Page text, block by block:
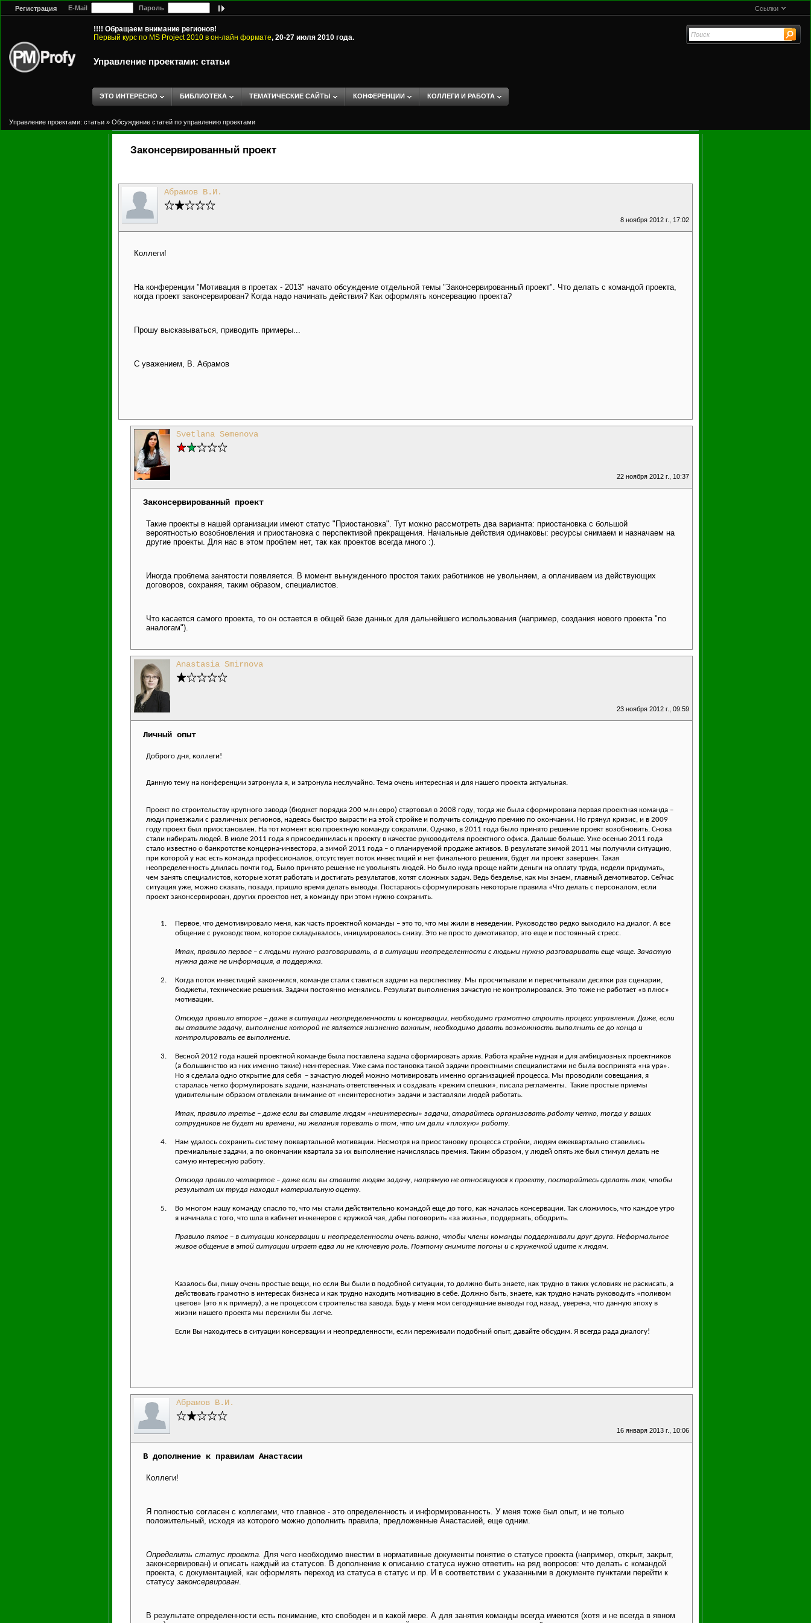
Регистрация E-Mail Пароль Ссылки
!!!! Обращаем внимание регионов!
Первый курс по MS Project 2010 в он-лайн формате, 20-27 июля 2010 года.
Управление проектами: статьи
ЭТО ИНТЕРЕСНО БИБЛИОТЕКА ТЕМАТИЧЕСКИЕ САЙТЫ КОНФЕРЕНЦИИ КОЛЛЕГИ И РАБОТА
Управление проектами: статьи » Обсуждение статей по управлению проектами
Законсервированный проект
Абрамов В.И.
8 ноября 2012 г., 17:02
Коллеги!
На конференции "Мотивация в проетах - 2013" начато обсуждение отдельной темы "Законсервированный проект". Что делать с командой проекта,
когда проект законсервирован? Когда надо начинать действия? Как оформлять консервацию проекта?
Прошу высказываться, приводить примеры...
С уважением, В. Абрамов
Svetlana Semenova
22 ноября 2012 г., 10:37
Законсервированный проект
Такие проекты в нашей организации имеют статус "Приостановка". Тут можно рассмотреть два варианта: приостановка с большой
вероятностью возобновления и приостановка с перспективой прекращения. Начальные действия одинаковы: ресурсы снимаем и назначаем на
другие проекты. Для нас в этом проблем нет, так как проектов всегда много :).
Иногда проблема занятости появляется. В момент вынужденного простоя таких работников не увольняем, а оплачиваем из действующих
договоров, сохраняя, таким образом, специалистов.
Что касается самого проекта, то он остается в общей базе данных для дальнейшего использования (например, создания нового проекта "по
аналогам").
Anastasia Smirnova
23 ноября 2012 г., 09:59
Личный опыт
Доброго дня, коллеги!
Данную тему на конференции затронула я, и затронула неслучайно. Тема очень интересная и для нашего проекта актуальная.
Проект по строительству крупного завода (бюджет порядка 200 млн.евро) стартовал в 2008 году, тогда же была сформирована первая проектная команда –
люди приезжали с различных регионов, надеясь быстро вырасти на этой стройке и получить солидную премию по окончании. Но грянул кризис, и в 2009
году проект был приостановлен. На тот момент всю проектную команду сократили. Однако, в 2011 года было принято решение проект возобновить. Снова
стали набирать людей. В июле 2011 года я присоединилась к проекту в качестве руководителя проектного офиса. Дальше больше. Уже осенью 2011 года
стало известно о банкротстве концерна-инвестора, а зимой 2011 года – о планируемой продаже активов. В результате зимой 2011 мы получили ситуацию,
при которой у нас есть команда профессионалов, отсутствует поток инвестиций и нет финального решения, будет ли проект завершен. Такая
неопределенность длилась почти год. Было принято решение не увольнять людей. Но было куда проще найти деньги на оплату труда, недели придумать,
чем занять специалистов, которые хотят работать и достигать результатов, хотят сложных задач. Ведь безделье, как мы знаем, главный демотиватор. Сейчас
ситуация уже, можно сказать, позади, пришло время делать выводы. Постараюсь сформулировать некоторые правила «Что делать с персоналом, если
проект законсервирован, других проектов нет, а команду при этом нужно сохранить.
1.
Первое, что демотивировало меня, как часть проектной команды – это то, что мы жили в неведении. Руководство редко выходило на диалог. А все
общение с руководством, которое складывалось, инициировалось снизу. Это не просто демотиватор, это еще и постоянный стресс.
Итак, правило первое – с людьми нужно разговаривать, а в ситуации неопределенности с людьми нужно разговаривать еще чаще. Зачастую
нужна даже не информация, а поддержка.
2.
Когда поток инвестиций закончился, команде стали ставиться задачи на перспективу. Мы просчитывали и пересчитывали десятки раз сценарии,
бюджеты, технические решения. Задачи постоянно менялись. Результат выполнения зачастую не контролировался. Это тоже не работает «в плюс»
мотивации.
Отсюда правило второе – даже в ситуации неопределенности и консервации, необходимо грамотно строить процесс управления. Даже, если
вы ставите задачу, выполнение которой не является жизненно важным, необходимо давать возможность выполнить ее до конца и
контролировать ее выполнение.
3.
Весной 2012 года нашей проектной команде была поставлена задача сформировать архив. Работа крайне нудная и для амбициозных проектников
(а большинство из них именно такие) неинтересная. Уже сама постановка такой задачи проектными специалистами не была воспринята «на ура».
Но я сделала одно открытие для себя – зачастую людей можно мотивировать именно организацией процесса. Мы проводили совещания, я
старалась четко формулировать задачи, назначать ответственных и создавать «режим спешки», писала регламенты. Такие простые приемы
удивительным образом отвлекали внимание от «неинтересноти» задачи и заставляли людей работать.
Итак, правило третье – даже если вы ставите людям «неинтересны» задачи, старайтесь организовать работу четко, тогда у ваших
сотрудников не будет ни времени, ни желания горевать о том, что им дали «плохую» работу.
4.
Нам удалось сохранить систему поквартальной мотивации. Несмотря на приостановку процесса стройки, людям ежеквартально ставились
премиальные задачи, а по окончании квартала за их выполнение начислялась премия. Таким образом, у людей опять же был стимул делать не
самую интересную работу.
Отсюда правило четвертое – даже если вы ставите людям задачу, напрямую не относящуюся к проекту, постарайтесь сделать так, чтобы
результат их труда находил материальную оценку.
5.
Во многом нашу команду спасло то, что мы стали действительно командой еще до того, как началась консервации. Так сложилось, что каждое утро
я начинала с того, что шла в кабинет инженеров с кружкой чая, дабы поговорить «за жизнь», поддержать, ободрить.
Правило пятое – в ситуации консервации и неопределенности очень важно, чтобы члены команды поддерживали друг друга. Неформальное
живое общение в этой ситуации играет едва ли не ключевую роль. Поэтому снимите погоны и с кружечкой идите к людям.
Казалось бы, пишу очень простые вещи, но если Вы были в подобной ситуации, то должно быть знаете, как трудно в таких условиях не раскисать, а
действовать грамотно в интересах бизнеса и как трудно находить мотивацию в себе. Должно быть, знаете, как трудно начать руководить «поливом
цветов» (это я к примеру), а не процессом строительства завода. Будь у меня мои сегодняшние выводы год назад, уверена, что данную эпоху в
жизни нашего проекта мы пережили бы легче.
Если Вы находитесь в ситуации консервации и неопредленности, если переживали подобный опыт, давайте обсудим. Я всегда рада диалогу!
Абрамов В.И.
16 января 2013 г., 10:06
В дополнение к правилам Анастасии
Коллеги!
Я полностью согласен с коллегами, что главное - это определенность и информированность. У меня тоже был опыт, и не только
положительный, исходя из которого можно дополнить правила, предложенные Анастасией, еще одним.
Определить статус проекта. Для чего необходимо внестии в нормативные документы понятие о статусе проекта (например, открыт, закрыт,
законсервирован) и описать каждый из статусов. В дополнение к описанию статуса нужно ответить на ряд вопросов: что делать с командой
проекта, с документацией, как оформлять переход из статуса в статус и пр. И в соответствии с указанными в документе пунктами перейти к
статусу законсервирован.
В результате определенности есть понимание, кто свободен и в какой мере. А для занятия команды всегда имеются (хотя и не всегда в явном